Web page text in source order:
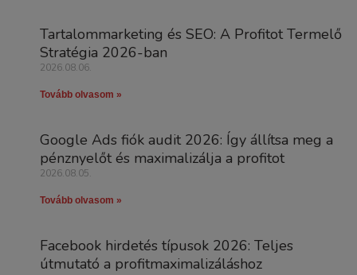
Tartalommarketing és SEO: A Profitot Termelő
Stratégia 2026-ban
2026.08.06.
Tovább olvasom »
Google Ads fiók audit 2026: Így állítsa meg a
pénznyelőt és maximalizálja a profitot
2026.08.05.
Tovább olvasom »
Facebook hirdetés típusok 2026: Teljes
útmutató a profitmaximalizáláshoz